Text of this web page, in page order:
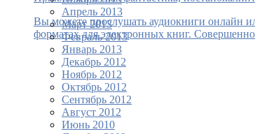
Вы можете прослушать аудиокниги онлайн
форматах для электронных книг.
Апрель 2013
Март 2013
Февраль 2013
Январь 2013
Декабрь 2012
Ноябрь 2012
Октябрь 2012
Сентябрь 2012
Август 2012
Июнь 2010